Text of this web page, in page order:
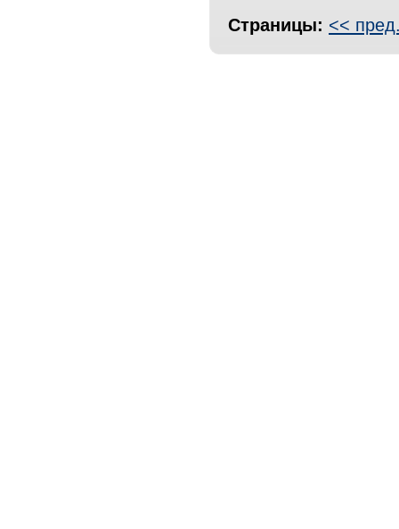
Страницы: <<